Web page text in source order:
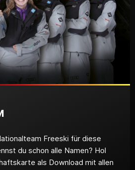
Freeski für diese
du schon alle Namen? Hol
als Download mit allen